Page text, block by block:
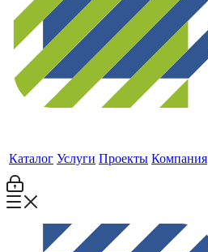
Каталог Услуги Проекты Компания